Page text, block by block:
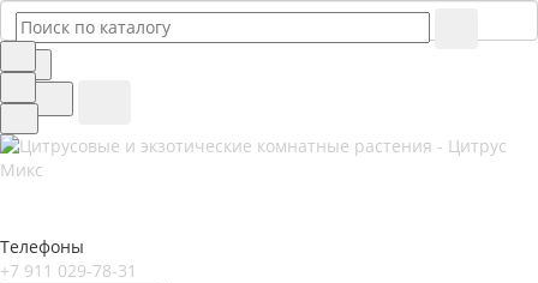
Телефоны
+7 911 029-78-31